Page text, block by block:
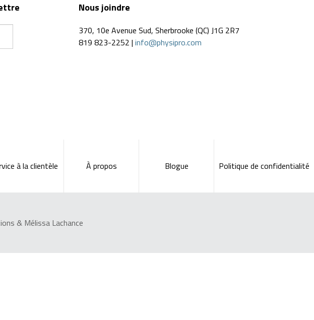
Nous joindre
370, 10e Avenue Sud, Sherbrooke (QC) J1G 2R7
819 823-2252 | info@physipro.com
à la clientèle À propos Blogue Politique de confidentialité
& Mélissa Lachance